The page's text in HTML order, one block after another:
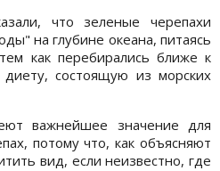
что зеленые черепахи
на глубине океана, питаясь
как перебирались ближе к
состоящую из морских
важнейшее значение для
потому что, как объясняют
вид, если неизвестно, где